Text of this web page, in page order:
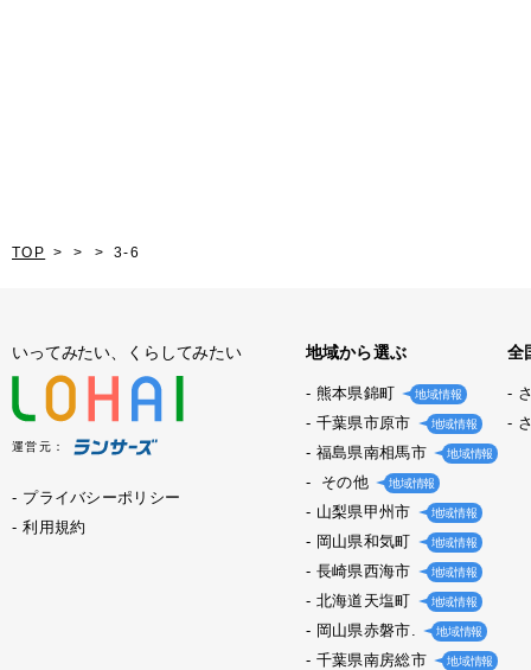
TOP 3-6
いってみたい、くらしてみたい
運営元：
プライバシーポリシー
利用規約
地域から選ぶ
熊本県錦町 地域情報
千葉県市原市 地域情報
福島県南相馬市 地域情報
その他 地域情報
山梨県甲州市 地域情報
岡山県和気町 地域情報
長崎県西海市 地域情報
北海道天塩町 地域情報
岡山県赤磐市. 地域情報
千葉県南房総市 地域情報
全